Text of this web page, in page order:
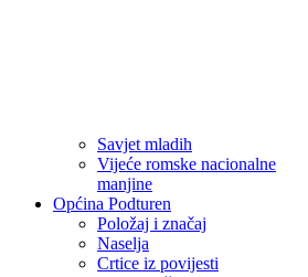
Savjet mladih
Vijeće romske nacionalne
manjine
Općina Podturen
Položaj i značaj
Naselja
Crtice iz povijesti